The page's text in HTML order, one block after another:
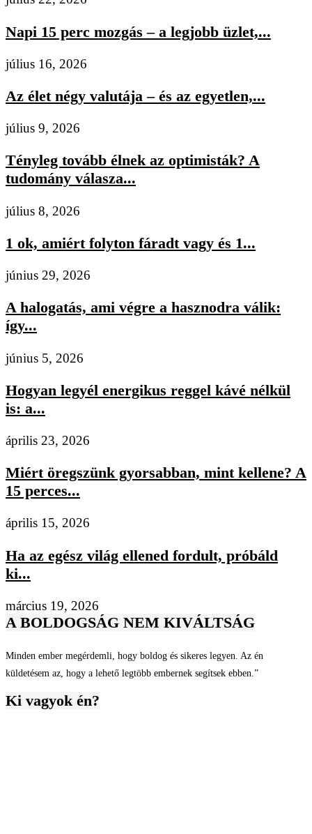
Napi 15 perc mozgás – a legjobb üzlet,...
július 16, 2026
Az élet négy valutája – és az egyetlen,...
július 9, 2026
Tényleg tovább élnek az optimisták? A
tudomány válasza...
július 8, 2026
1 ok, amiért folyton fáradt vagy és 1...
június 29, 2026
A halogatás, ami végre a hasznodra válik:
így...
június 5, 2026
Hogyan legyél energikus reggel kávé nélkül
is: a...
április 23, 2026
Miért öregszünk gyorsabban, mint kellene? A
15 perces...
április 15, 2026
Ha az egész világ ellened fordult, próbáld
ki...
március 19, 2026
A BOLDOGSÁG NEM KIVÁLTSÁG
Minden ember megérdemli, hogy boldog és sikeres legyen. Az én
küldetésem az, hogy a lehető legtöbb embernek segítsek ebben.”
Ki vagyok én?